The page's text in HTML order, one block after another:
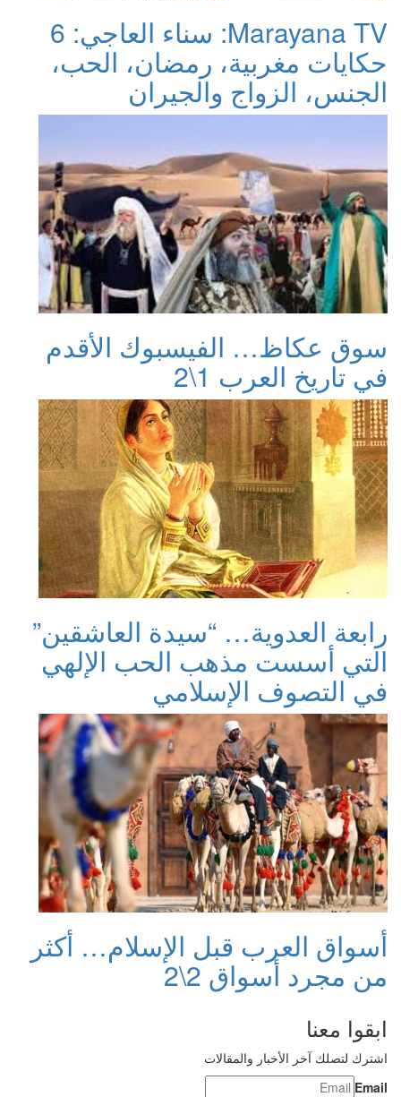
Marayana TV: سناء العاجي: 6
حكايات مغربية، رمضان، الحب،
الجنس، الزواج والجيران
سوق عكاظ… الفيسبوك الأقدم
في تاريخ العرب 1\2
رابعة العدوية… “سيدة العاشقين”
التي أسست مذهب الحب الإلهي
في التصوف الإسلامي
أسواق العرب قبل الإسلام… أكثر
من مجرد أسواق 2\2
ابقوا معنا
اشترك لتصلك آخر الأخبار والمقالات
Email